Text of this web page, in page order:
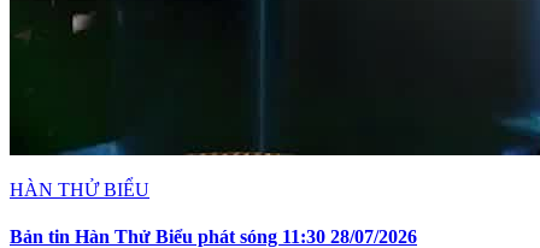
HÀN THỬ BIỂU
Bản tin Hàn Thử Biểu phát sóng 11:30 28/07/2026